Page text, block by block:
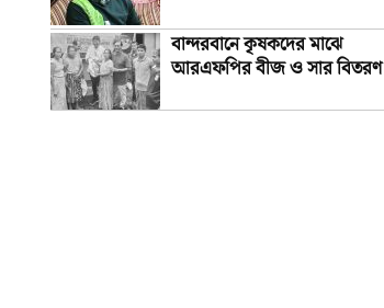
বান্দরবানে কৃষকদের মাঝে
আরএফপির বীজ ও সার বিতরণ